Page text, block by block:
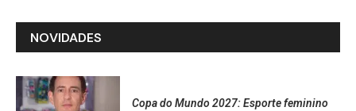
NOVIDADES
Copa do Mundo 2027: Esporte feminino